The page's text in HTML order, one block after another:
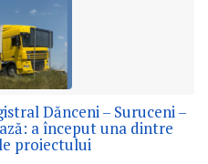
Dănceni – Suruceni –
a început una dintre
proiectului